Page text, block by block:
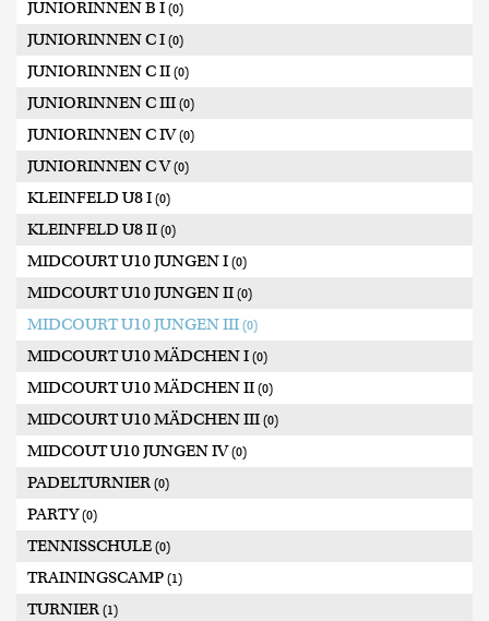
JUNIORINNEN B I (0)
JUNIORINNEN C I (0)
JUNIORINNEN C II (0)
JUNIORINNEN C III (0)
JUNIORINNEN C IV(0)
JUNIORINNEN C V(0)
KLEINFELD U8 I (0)
KLEINFELD U8 II (0)
MIDCOURT U10 JUNGEN I (0)
MIDCOURT U10 JUNGEN II (0)
MIDCOURT U10 JUNGEN III (0)
MIDCOURT U10 MÄDCHEN I (0)
MIDCOURT U10 MÄDCHEN II (0)
MIDCOURT U10 MÄDCHEN III (0)
MIDCOUT U10 JUNGEN IV(0)
PADELTURNIER (0)
PARTY(0)
TENNISSCHULE (0)
TRAININGSCAMP (1)
TURNIER (1)